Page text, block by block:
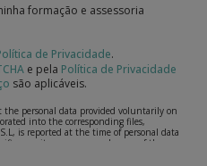
formação e assessoria
de Privacidade.
e pela Política de Privacidade
são aplicáveis.
the personal data provided voluntarily on
into the corresponding files,
is reported at the time of personal data
case, its purpose may be any of the
complaint or question, established